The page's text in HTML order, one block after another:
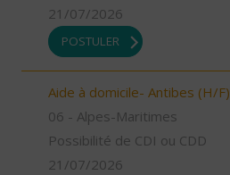
21/07/2026
POSTULER
Aide à domicile- Antibes (H/F)
06 - Alpes-Maritimes
Possibilité de CDI ou CDD
21/07/2026